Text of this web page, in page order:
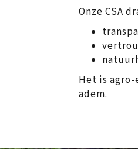
Onze CSA
Het is
adem.